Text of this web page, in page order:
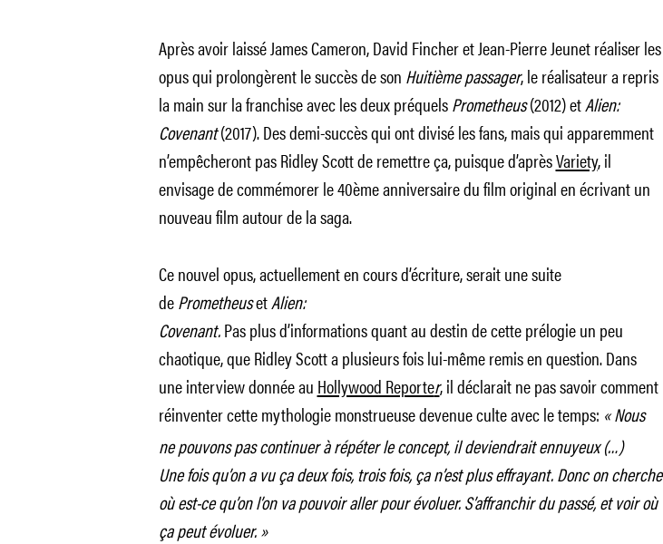
Après avoir laissé James Cameron, David Fincher et Jean-Pierre Jeunet réaliser les
opus qui prolongèrent le succès de son Huitième passager, le réalisateur a repris
la main sur la franchise avec les deux préquelsPrometheus(2012) etAlien:
Covenant(2017). Des demi-succès qui ont divisé les fans, mais qui apparemment
n’empêcheront pas Ridley Scott de remettre ça, puisque d’aprèsVariety, il
envisage de commémorer le 40ème anniversaire du film original en écrivant un
nouveau film autour de la saga.
Ce nouvel opus, actuellement en cours d’écriture, serait une suite
dePrometheusetAlien:
Covenant.Pas plus d’informations quant au destin de cette prélogie un peu
chaotique, que Ridley Scott a plusieurs fois lui-même remis en question. Dans
une interview donnée au Hollywood Reporter, il déclarait ne pas savoir comment
réinventer cette mythologie monstrueuse devenue culte avec le temps: « Nous
ne pouvons pas continuer à répéter le concept, il deviendrait ennuyeux (…)
Une fois qu’on a vu ça deux fois, trois fois, ça n’est plus effrayant. Donc on cherche
où est-ce qu’on l’on va pouvoir aller pour évoluer. S’affranchir du passé, et voir où
ça peut évoluer. »